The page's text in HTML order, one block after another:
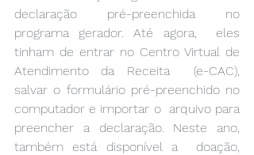
declaração pré-preenchida no
programa gerador. Até agora,  eles
tinham de entrar no Centro Virtual de
Atendimento da Receita  (e-CAC),
salvar o formulário pré-preenchido no
computador e importar o  arquivo para
preencher a declaração. Neste ano,
também está disponível a  doação,